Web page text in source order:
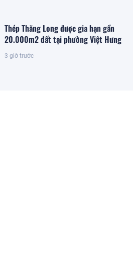
Thép Thăng Long được gia hạn gần
20.000m2 đất tại phường Việt Hưng
3 giờ trước